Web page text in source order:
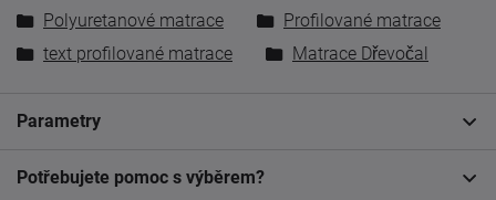
Polyuretanové matrace
Profilované matrace
text profilované matrace
Matrace Dřevočal
Parametry
Potřebujete pomoc s výběrem?